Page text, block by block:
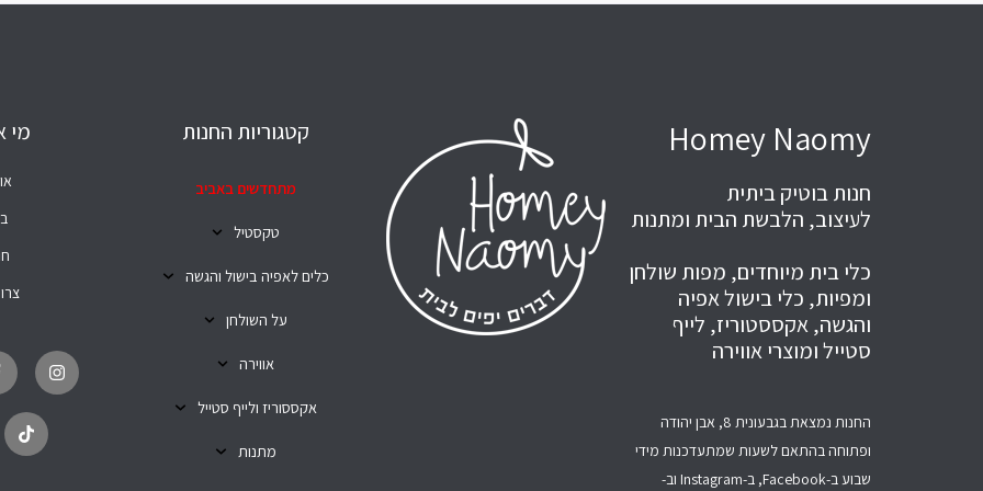
Homey Naomy
חנות בוטיק ביתית
לעיצוב, הלבשת הבית ומתנות
כלי בית מיוחדים, מפות שולחן
ומפיות, כלי בישול אפיה
והגשה, אקססטוריז, לייף
סטייל ומוצרי אווירה
החנות נמצאת בגבעונית 8, אבן יהודה
ופתוחה בהתאם לשעות שמתעדכנות מידי
שבוע ב-Facebook, ב-Instagram וב-
קטגוריות החנות
מתחדשים באביב
טקסטיל
כלים לאפיה בישול והגשה
על השולחן
אווירה
אקססוריז ולייף סטייל
מתנות
מי
n
s
t
k